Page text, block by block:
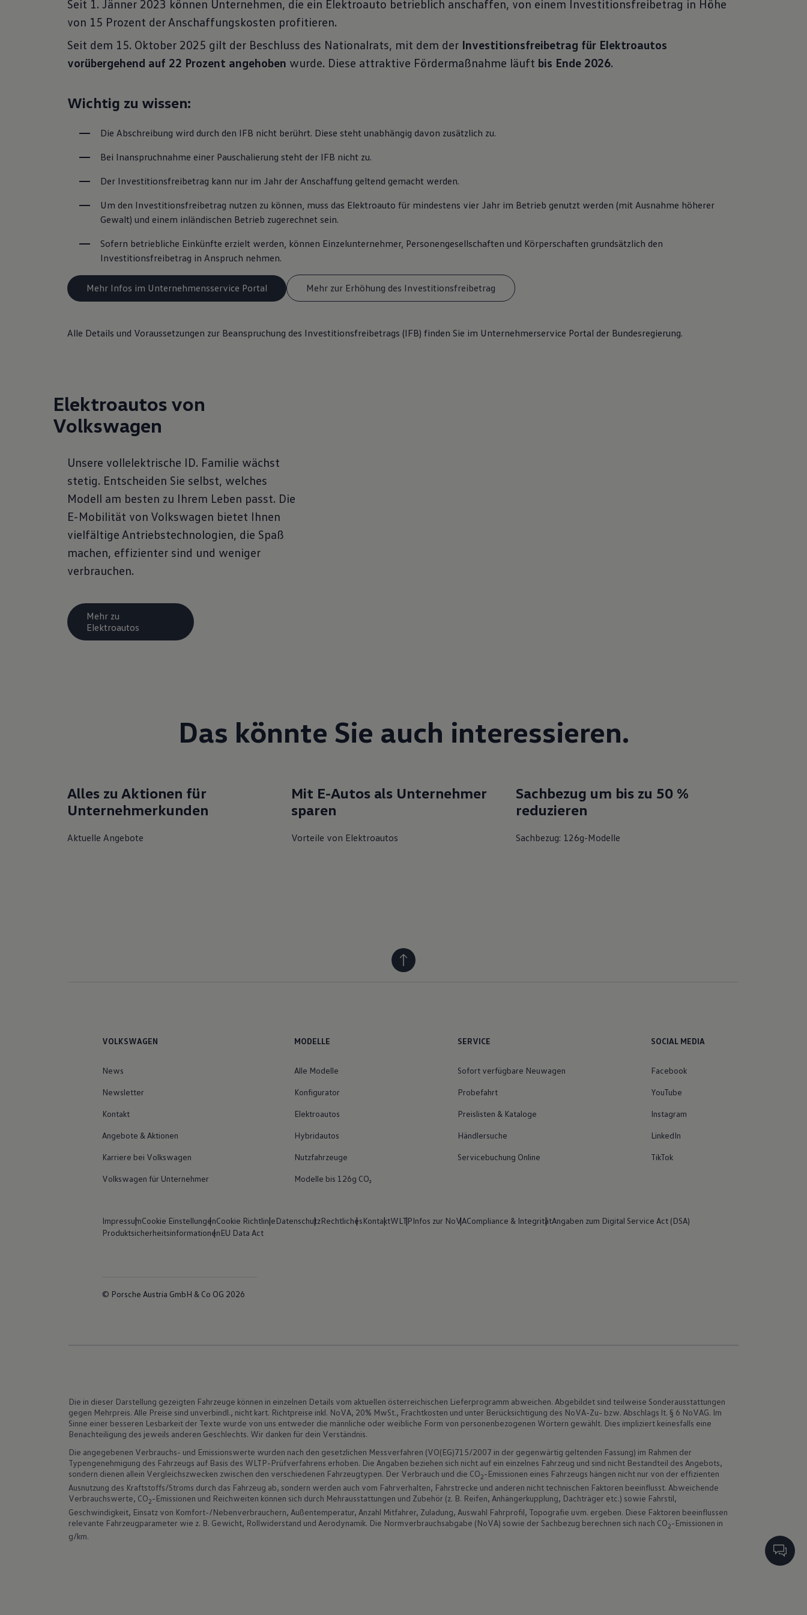
Seit 1. Jänner 2023 können Unternehmen, die ein Elektroauto betrieblich anschaffen, von einem Investitionsfreibetrag in Höhe
von 15 Prozent der Anschaffungskosten profitieren.
Seit dem 15. Oktober 2025 gilt der Beschluss des Nationalrats, mit dem der Investitionsfreibetrag für Elektroautos
vorübergehend auf 22 Prozent angehoben wurde. Diese attraktive Fördermaßnahme läuft bis Ende 2026.
Wichtig zu wissen:
Die Abschreibung wird durch den IFB nicht berührt. Diese steht unabhängig davon zusätzlich zu.
Bei Inanspruchnahme einer Pauschalierung steht der IFB nicht zu.
Der Investitionsfreibetrag kann nur im Jahr der Anschaffung geltend gemacht werden.
Um den Investitionsfreibetrag nutzen zu können, muss das Elektroauto für mindestens vier Jahr im Betrieb genutzt werden (mit Ausnahme höherer
Gewalt) und einem inländischen Betrieb zugerechnet sein.
Sofern betriebliche Einkünfte erzielt werden, können Einzelunternehmer, Personengesellschaften und Körperschaften grundsätzlich den
Investitionsfreibetrag in Anspruch nehmen.
Mehr Infos im Unternehmensservice Portal Mehr zur Erhöhung des Investitionsfreibetrag
Alle Details und Voraussetzungen zur Beanspruchung des Investitionsfreibetrags (IFB) finden Sie im Unternehmerservice Portal der Bundesregierung.
Elektroautos von
Volkswagen
Unsere vollelektrische ID. Familie wächst
stetig. Entscheiden Sie selbst, welches
Modell am besten zu Ihrem Leben passt. Die
E-Mobilität von Volkswagen bietet Ihnen
vielfältige Antriebstechnologien, die Spaß
machen, effizienter sind und weniger
verbrauchen.
Mehr zu
Elektroautos
Das könnte Sie auch interessieren.
Alles zu Aktionen für
Unternehmerkunden
Aktuelle Angebote
Mit E-Autos als Unternehmer
Vorteile von Elektroautos
Sachbezug um bis zu 50 %
Sachbezug: 126g-Modelle
VOLKSWAGEN
News
Newsletter
Kontakt
Angebote & Aktionen
Karriere bei Volkswagen
Volkswagen für Unternehmer
MODELLE
Alle Modelle
Konfigurator
Elektroautos
Hybridautos
Nutzfahrzeuge
Modelle bis 126g CO₂
SERVICE
Sofort verfügbare Neuwagen
Probefahrt
Preislisten & Kataloge
Händlersuche
Servicebuchung Online
SOCIAL MEDIA
Facebook
YouTube
Instagram
LinkedIn
TikTok
ImpressumCookie EinstellungenCookie RichtlinieDatenschutzRechtlichesKontaktWLTPInfos zur NoVACompliance & IntegritätAngaben zum Digital Service Act (DSA)
ProduktsicherheitsinformationenEU Data Act
© Porsche Austria GmbH & Co OG 2026
Die in dieser Darstellung gezeigten Fahrzeuge können in einzelnen Details vom aktuellen österreichischen Lieferprogramm abweichen. Abgebildet sind teilweise Sonderausstattungen
gegen Mehrpreis. Alle Preise sind unverbindl., nicht kart. Richtpreise inkl. NoVA, 20% MwSt., Frachtkosten und unter Berücksichtigung des NoVA-Zu- bzw. Abschlags lt. § 6 NoVAG. Im
Sinne einer besseren Lesbarkeit der Texte wurde von uns entweder die männliche oder weibliche Form von personenbezogenen Wörtern gewählt. Dies impliziert keinesfalls eine
Benachteiligung des jeweils anderen Geschlechts. Wir danken für dein Verständnis.
Die angegebenen Verbrauchs- und Emissionswerte wurden nach den gesetzlichen Messverfahren (VO(EG)715/2007 in der gegenwärtig geltenden Fassung) im Rahmen der
Typengenehmigung des Fahrzeugs auf Basis des WLTP-Prüfverfahrens erhoben. Die Angaben beziehen sich nicht auf ein einzelnes Fahrzeug und sind nicht Bestandteil des Angebots,
sondern dienen allein Vergleichszwecken zwischen den verschiedenen Fahrzeugtypen. Der Verbrauch und die CO2-Emissionen eines Fahrzeugs hängen nicht nur von der effizienten
Ausnutzung des Kraftstoffs/Stroms durch das Fahrzeug ab, sondern werden auch vom Fahrverhalten, Fahrstrecke und anderen nicht technischen Faktoren beeinflusst. Abweichende
Verbrauchswerte, CO2-Emissionen und Reichweiten können sich durch Mehrausstattungen und Zubehör (z. B. Reifen, Anhängerkupplung, Dachträger etc.) sowie Fahrstil,
Geschwindigkeit, Einsatz von Komfort-/Nebenverbrauchern, Außentemperatur, Anzahl Mitfahrer, Zuladung, Auswahl Fahrprofil, Topografie uvm. ergeben. Diese Faktoren beeinflussen
relevante Fahrzeugparameter wie z. B. Gewicht, Rollwiderstand und Aerodynamik. Die Normverbrauchsabgabe (NoVA) sowie der Sachbezug berechnen sich nach CO2-Emissionen in
g/km.
eingesehen werden.
VW Cookie-Richtlinien